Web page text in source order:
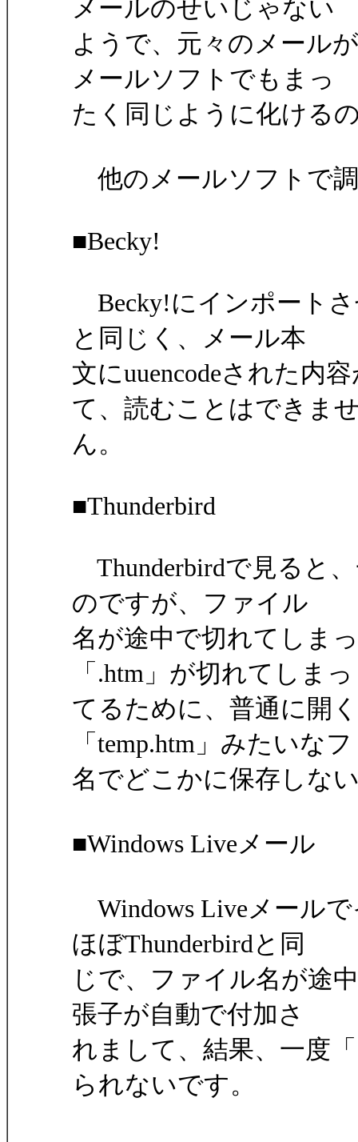
メールのせいじゃない
ようで、元々のメール
メールソフトでもまっ
たく同じように化ける
他のメールソフトで
■Becky!
Becky!にインポートさ
と同じく、メール本
文にuuencodeされた内
て、読むことはできま
ん。
■Thunderbird
Thunderbirdで見ると
のですが、ファイル
名が途中で切れてしま
「.htm」が切れてしまっ
てるために、普通に開
「temp.htm」みたいな
名でどこかに保存しな
■Windows Liveメール
Windows Liveメール
ほぼThunderbirdと同
じで、ファイル名が途
張子が自動で付加さ
れまして、結果、一度
られないです。